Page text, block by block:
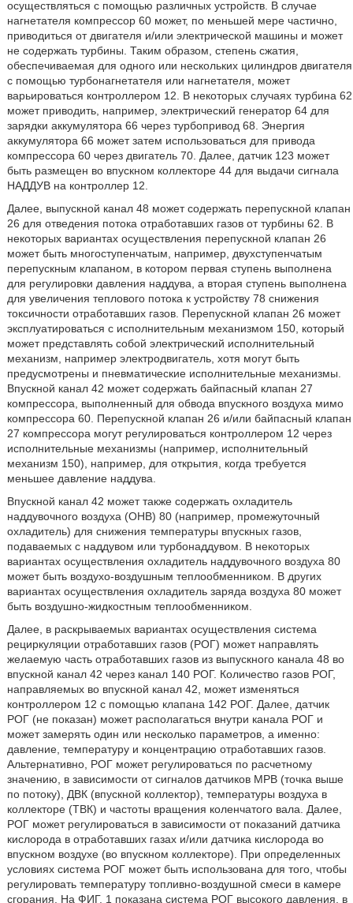
осуществляться с помощью различных устройств. В случае
нагнетателя компрессор 60 может, по меньшей мере частично,
приводиться от двигателя и/или электрической машины и может
не содержать турбины. Таким образом, степень сжатия,
обеспечиваемая для одного или нескольких цилиндров двигателя
с помощью турбонагнетателя или нагнетателя, может
варьироваться контроллером 12. В некоторых случаях турбина 62
может приводить, например, электрический генератор 64 для
зарядки аккумулятора 66 через турбопривод 68. Энергия
аккумулятора 66 может затем использоваться для привода
компрессора 60 через двигатель 70. Далее, датчик 123 может
быть размещен во впускном коллекторе 44 для выдачи сигнала
НАДДУВ на контроллер 12.
Далее, выпускной канал 48 может содержать перепускной клапан
26 для отведения потока отработавших газов от турбины 62. В
некоторых вариантах осуществления перепускной клапан 26
может быть многоступенчатым, например, двухступенчатым
перепускным клапаном, в котором первая ступень выполнена
для регулировки давления наддува, а вторая ступень выполнена
для увеличения теплового потока к устройству 78 снижения
токсичности отработавших газов. Перепускной клапан 26 может
эксплуатироваться с исполнительным механизмом 150, который
может представлять собой электрический исполнительный
механизм, например электродвигатель, хотя могут быть
предусмотрены и пневматические исполнительные механизмы.
Впускной канал 42 может содержать байпасный клапан 27
компрессора, выполненный для обвода впускного воздуха мимо
компрессора 60. Перепускной клапан 26 и/или байпасный клапан
27 компрессора могут регулироваться контроллером 12 через
исполнительные механизмы (например, исполнительный
механизм 150), например, для открытия, когда требуется
меньшее давление наддува.
Впускной канал 42 может также содержать охладитель
наддувочного воздуха (ОНВ) 80 (например, промежуточный
охладитель) для снижения температуры впускных газов,
подаваемых с наддувом или турбонаддувом. В некоторых
вариантах осуществления охладитель наддувочного воздуха 80
может быть воздухо-воздушным теплообменником. В других
вариантах осуществления охладитель заряда воздуха 80 может
быть воздушно-жидкостным теплообменником.
Далее, в раскрываемых вариантах осуществления система
рециркуляции отработавших газов (РОГ) может направлять
желаемую часть отработавших газов из выпускного канала 48 во
впускной канал 42 через канал 140 РОГ. Количество газов РОГ,
направляемых во впускной канал 42, может изменяться
контроллером 12 с помощью клапана 142 РОГ. Далее, датчик
РОГ (не показан) может располагаться внутри канала РОГ и
может замерять один или несколько параметров, а именно:
давление, температуру и концентрацию отработавших газов.
Альтернативно, РОГ может регулироваться по расчетному
значению, в зависимости от сигналов датчиков МРВ (точка выше
по потоку), ДВК (впускной коллектор), температуры воздуха в
коллекторе (ТВК) и частоты вращения коленчатого вала. Далее,
РОГ может регулироваться в зависимости от показаний датчика
кислорода в отработавших газах и/или датчика кислорода во
впускном воздухе (во впускном коллекторе). При определенных
условиях система РОГ может быть использована для того, чтобы
регулировать температуру топливно-воздушной смеси в камере
сгорания. На ФИГ. 1 показана система РОГ высокого давления, в